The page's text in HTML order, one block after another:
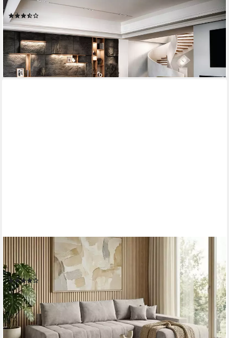
Ecksofa NOLA mit Schlaffunktion L-Form, Sofa mit Bettkasten
ab 839,00 € 1.132,65 €
-26%
lieferbar - in 6-8 Werktagen bei dir
+5
Ecksofa Draco L mit Schlaffunktion, in pflegeleichten Stoffen,
Bettkasten
849,00 € 1.129,00 €
-25%
lieferbar in 3 Wochen
+6